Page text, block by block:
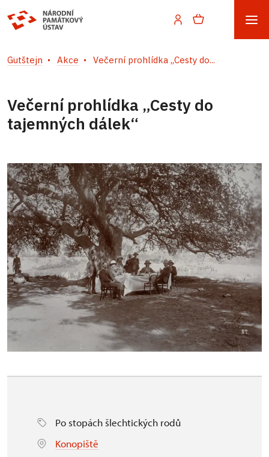
Gutštejn Akce Večerní prohlídka „Cesty do...
Večerní prohlídka „Cesty do
tajemných dálek“
Po stopách šlechtických rodů
Konopiště